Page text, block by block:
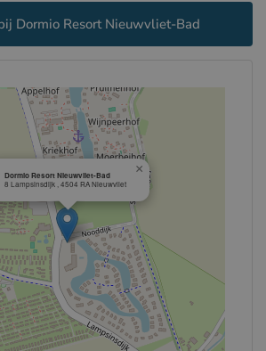
Dormio Resort Nieuwvliet-Bad
Dormio Resort Nieuwvliet-Bad
8 Lampsinsdijk , 4504 RA Nieuwvliet
×